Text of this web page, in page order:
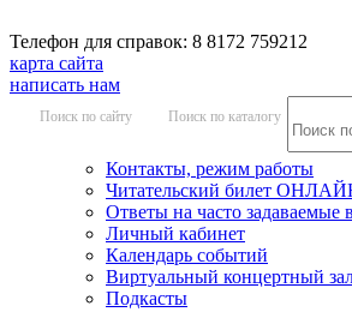
Телефон для справок: 8 8172 759212
карта сайта
написать нам
Поиск по сайту Поиск по каталогу
Контакты, режим работы
Читательский билет
Ответы на часто задаваемые
Личный кабинет
Календарь событий
Виртуальный концертный
Подкасты